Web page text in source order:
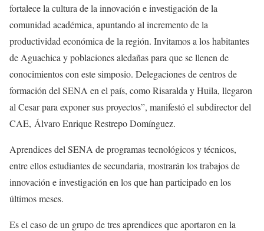
fortalece la cultura de la innovación e investigación de la
comunidad académica, apuntando al incremento de la
productividad económica de la región. Invitamos a los habitantes
de Aguachica y poblaciones aledañas para que se llenen de
conocimientos con este simposio. Delegaciones de centros de
formación del SENA en el país, como Risaralda y Huila, llegaron
al Cesar para exponer sus proyectos”, manifestó el subdirector del
CAE, Álvaro Enrique Restrepo Domínguez.
Aprendices del SENA de programas tecnológicos y técnicos,
entre ellos estudiantes de secundaria, mostrarán los trabajos de
innovación e investigación en los que han participado en los
últimos meses.
Es el caso de un grupo de tres aprendices que aportaron en la